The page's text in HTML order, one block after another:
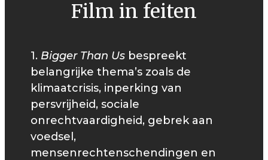
Film in feiten
1. Bigger Than Us bespreekt
belangrijke thema’s zoals de
klimaatcrisis, inperking van
persvrijheid, sociale
onrechtvaardigheid, gebrek aan
voedsel,
mensenrechtenschendingen en